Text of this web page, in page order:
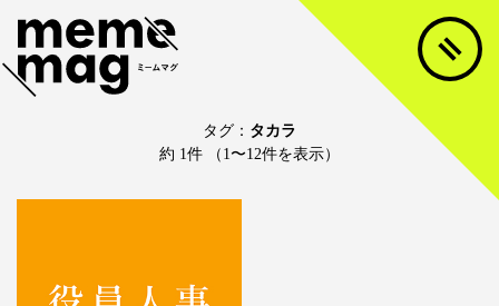
タグ： タカラ
約 1件 （1〜12件を表示）